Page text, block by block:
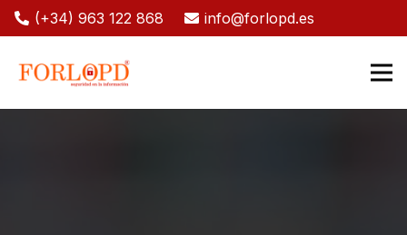
(+34) 963 122 868 info@forlopd.es